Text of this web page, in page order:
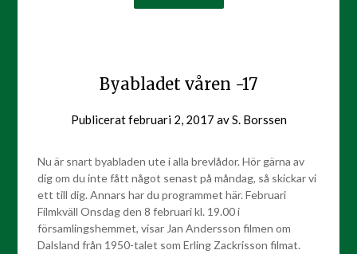
Byabladet våren -17
Publiceratfebruari 2, 2017 avS. Borssen
Nu är snart byabladen ute i alla brevlådor. Hör gärna av
dig om du inte fått något senast på måndag, så skickar vi
ett till dig. Annars har du programmet här. Februari
Filmkväll Onsdag den 8 februari kl. 19.00 i
församlingshemmet, visar Jan Andersson filmen om
Dalsland från 1950-talet som Erling Zackrisson filmat.